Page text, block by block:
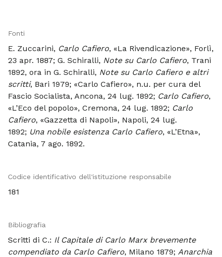
Fonti
E. Zuccarini, Carlo Cafiero, «La Rivendicazione», Forlì,
23 apr. 1887; G. Schiralli, Note su Carlo Cafiero, Trani
1892, ora in G. Schiralli, Note su Carlo Cafiero e altri
scritti, Bari 1979; «Carlo Cafiero», n.u. per cura del
Fascio Socialista, Ancona, 24 lug. 1892; Carlo Cafiero,
«L’Eco del popolo», Cremona, 24 lug. 1892; Carlo
Cafiero, «Gazzetta di Napoli», Napoli, 24 lug.
1892; Una nobile esistenza Carlo Cafiero, «L’Etna»,
Catania, 7 ago. 1892.
Codice identificativo dell'istituzione responsabile
181
Bibliografia
Scritti di C.: Il Capitale di Carlo Marx brevemente
compendiato da Carlo Cafiero, Milano 1879; Anarchia